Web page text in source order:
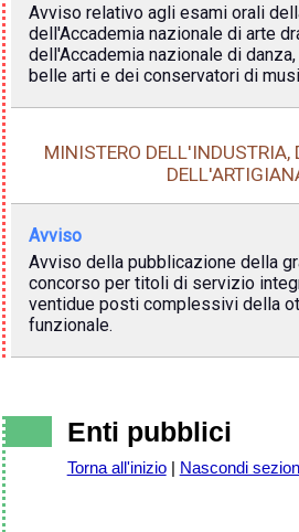
Avviso relativo agli esami orali
dell'Accademia nazionale di arte
dell'Accademia nazionale di
belle arti e dei conservatori di
MINISTERO DELL'INDUSTRIA,
Avviso
Avviso della pubblicazione della
concorso per titoli di servizio
ventidue posti complessivi della
funzionale.
Enti pubblici
Torna all'inizio| Nascondi